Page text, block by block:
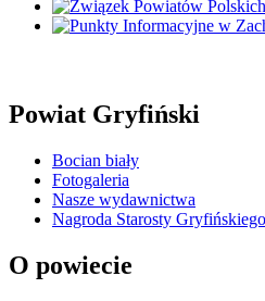
Powiat Gryfiński
Bocian biały
Fotogaleria
Nasze wydawnictwa
Nagroda Starosty Gryfińskiego
O powiecie